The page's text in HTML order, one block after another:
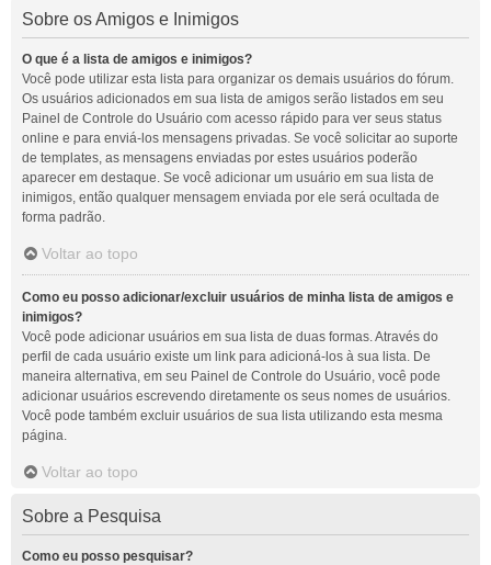
Sobre os Amigos e Inimigos
O que é a lista de amigos e inimigos?
Você pode utilizar esta lista para organizar os demais usuários do fórum.
Os usuários adicionados em sua lista de amigos serão listados em seu
Painel de Controle do Usuário com acesso rápido para ver seus status
online e para enviá-los mensagens privadas. Se você solicitar ao suporte
de templates, as mensagens enviadas por estes usuários poderão
aparecer em destaque. Se você adicionar um usuário em sua lista de
inimigos, então qualquer mensagem enviada por ele será ocultada de
forma padrão.
Voltar ao topo
Como eu posso adicionar/excluir usuários de minha lista de amigos e
inimigos?
Você pode adicionar usuários em sua lista de duas formas. Através do
perfil de cada usuário existe um link para adicioná-los à sua lista. De
maneira alternativa, em seu Painel de Controle do Usuário, você pode
adicionar usuários escrevendo diretamente os seus nomes de usuários.
Você pode também excluir usuários de sua lista utilizando esta mesma
página.
Voltar ao topo
Sobre a Pesquisa
Como eu posso pesquisar?